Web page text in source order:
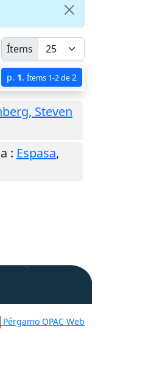
Ítems
p. 1. Ítems 1-2 de 2
Steven
: Espasa,
Pérgamo OPAC Web